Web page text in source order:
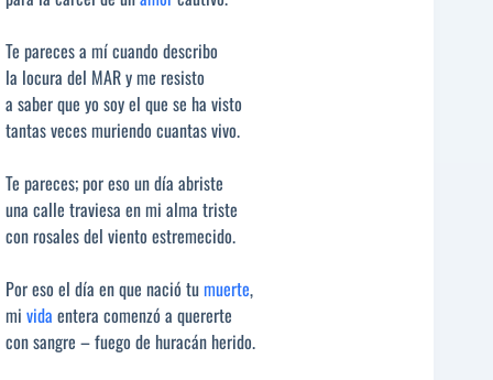
Te pareces a mí cuando describo
la locura del MAR y me resisto
a saber que yo soy el que se ha visto
tantas veces muriendo cuantas vivo.
Te pareces; por eso un día abriste
una calle traviesa en mi alma triste
con rosales del viento estremecido.
Por eso el día en que nació tumuerte,
mi vida entera comenzó a quererte
con sangre – fuego de huracán herido.